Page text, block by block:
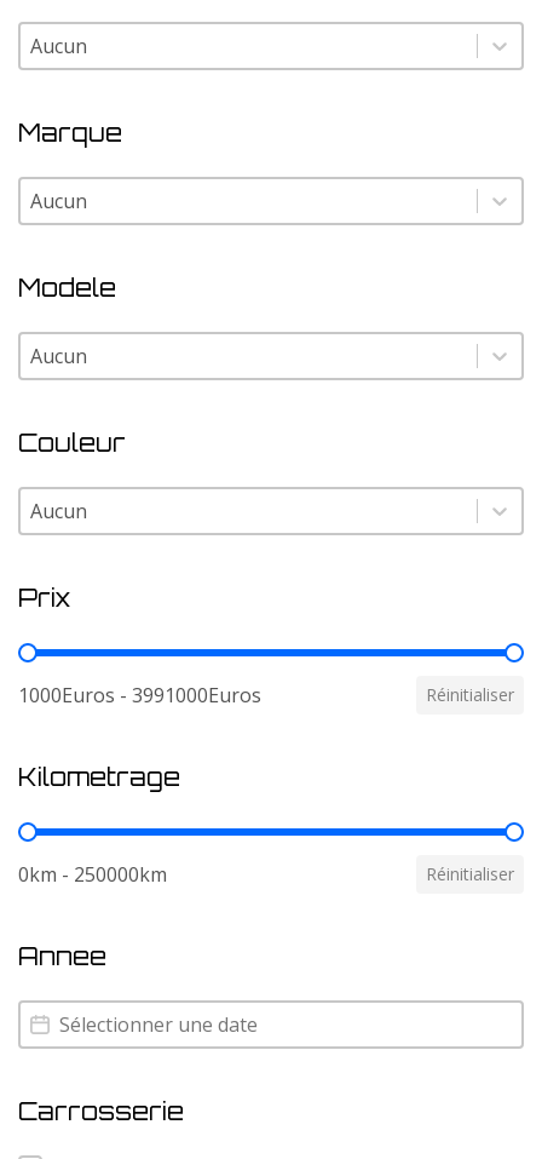
Pays
Pays
Marque
Marque
Marque
Modele
Modele
Modele
Couleur
Couleur
Couleur
Prix
Prix
1000Euros - 3991000Euros Réinitialiser
Kilometrage
Kilometrage
0km - 250000km Réinitialiser
Annee
Annee
Annee
Carrosserie